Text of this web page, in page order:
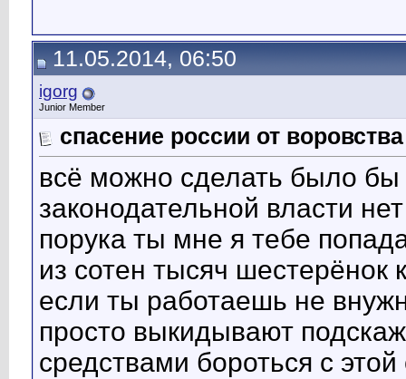
11.05.2014, 06:50
igorg
Junior Member
спасение россии от
всё можно сделать было
законодательной власти
порука ты мне я тебе
из сотен тысяч шестерёнок
если ты работаешь не
просто выкидывают
средствами бороться с